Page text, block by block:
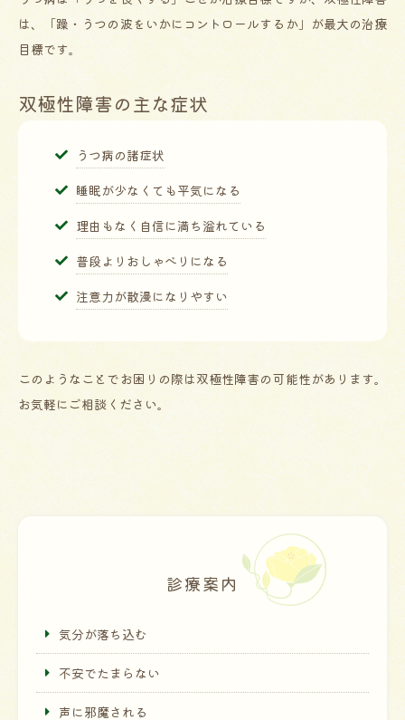
は、「躁・うつの波をいかにコントロールするか」が最大の治療
目標です。
双極性障害の主な症状
うつ病の諸症状
睡眠が少なくても平気になる
理由もなく自信に満ち溢れている
普段よりおしゃべりになる
注意力が散漫になりやすい
このようなことでお困りの際は双極性障害の可能性があります。
お気軽にご相談ください。
診療案内
気分が落ち込む
不安でたまらない
声に邪魔される